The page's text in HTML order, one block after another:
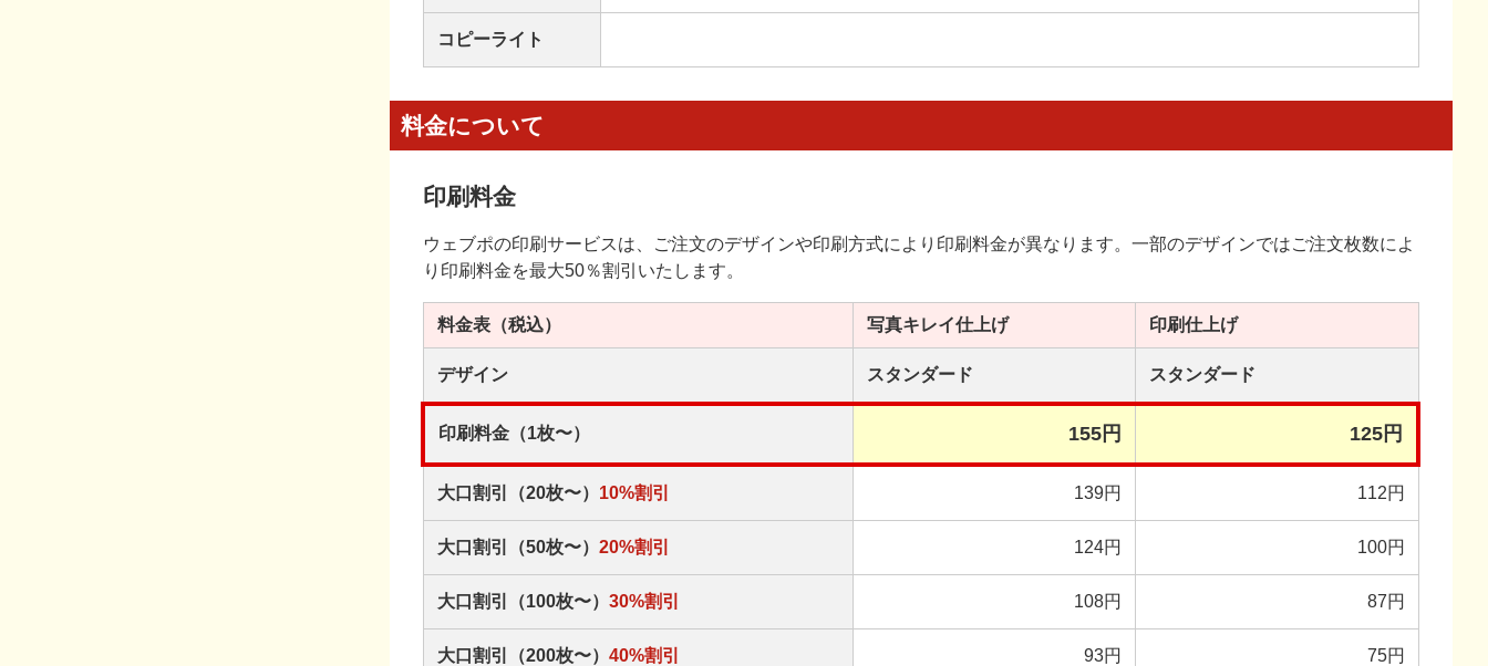
コピーライト
料金について
印刷料金
ウェブポの印刷サービスは、ご注文のデザインや印刷方式により印刷料金が異なります。一部のデザインではご注文枚数によ
り印刷料金を最大50％割引いたします。
料金表 （税込） 写真キレイ仕上げ 印刷仕上げ
デザイン スタンダード スタンダード
印刷料金（1枚〜） 155円 125円
大口割引（20枚〜） 10%割引 139円 112円
大口割引（50枚〜） 20%割引 124円 100円
大口割引（100枚〜） 30%割引 108円 87円
大口割引（200枚〜） 40%割引 93円 75円